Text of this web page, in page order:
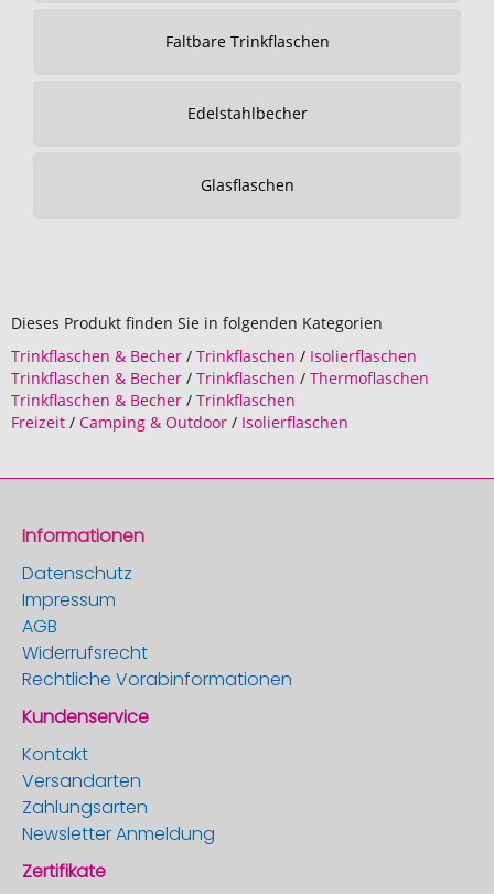
Faltbare Trinkflaschen
Edelstahlbecher
Glasflaschen
Dieses Produkt finden Sie in folgenden Kategorien
Trinkflaschen & Becher / Trinkflaschen / Isolierflaschen
Trinkflaschen & Becher / Trinkflaschen / Thermoflaschen
Trinkflaschen & Becher / Trinkflaschen
Freizeit / Camping & Outdoor / Isolierflaschen
Informationen
Datenschutz
Impressum
AGB
Widerrufsrecht
Rechtliche Vorabinformationen
Kundenservice
Kontakt
Versandarten
Zahlungsarten
Newsletter Anmeldung
Zertifikate